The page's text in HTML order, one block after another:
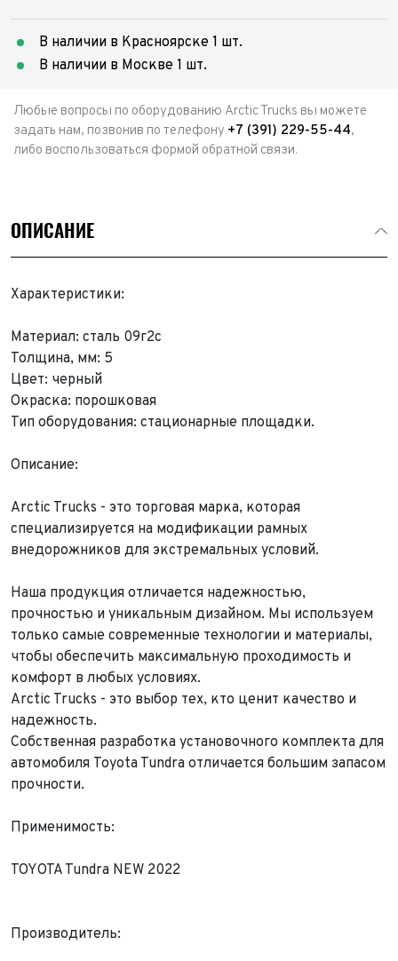
В наличии в Красноярске 1 шт.
В наличии в Москве 1 шт.
Любые вопросы по оборудованию Arctic Trucks вы можете
задать нам, позвонив по телефону +7 (391) 229-55-44,
либо воспользоваться формой обратной связи.
ОПИСАНИЕ
Характеристики:
Материал: сталь 09г2с
Толщина, мм: 5
Цвет: черный
Окраска: порошковая
Тип оборудования: стационарные площадки.
Описание:
Arctic Trucks - это торговая марка, которая
специализируется на модификации рамных
внедорожников для экстремальных условий.
Наша продукция отличается надежностью,
прочностью и уникальным дизайном. Мы используем
только самые современные технологии и материалы,
чтобы обеспечить максимальную проходимость и
комфорт в любых условиях.
Arctic Trucks - это выбор тех, кто ценит качество и
надежность.
Собственная разработка установочного комплекта для
автомобиля Toyota Tundra отличается большим запасом
прочности.
Применимость:
TOYOTA Tundra NEW 2022
Производитель: